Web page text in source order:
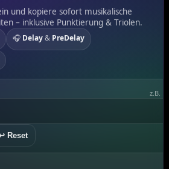
und kopiere sofort musikalische
– inklusive Punktierung & Triolen.
🎧 Delay& PreDelay
z.B.
Reset